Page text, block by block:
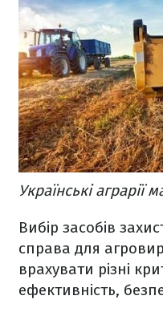
Українські аграрії
Вибір засобів
справа для
врахувати різні
ефективність,